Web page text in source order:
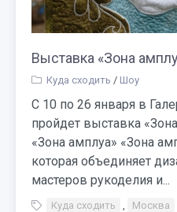
Выставка «Зона
Куда сходить / Шоу
С 10 по 26 января в
пройдет выставка
«Зона амплуа» «Зона
которая объединяет
мастеров рукоделия и...
Куда сходить , Москва